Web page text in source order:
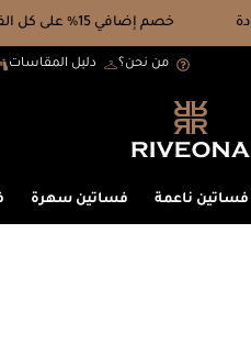
خصم إضافي 15% على كل الفساتين، استخدمي كود
من نحن؟ دليل المقاسات
فساتين ناعمة فساتين سهرة